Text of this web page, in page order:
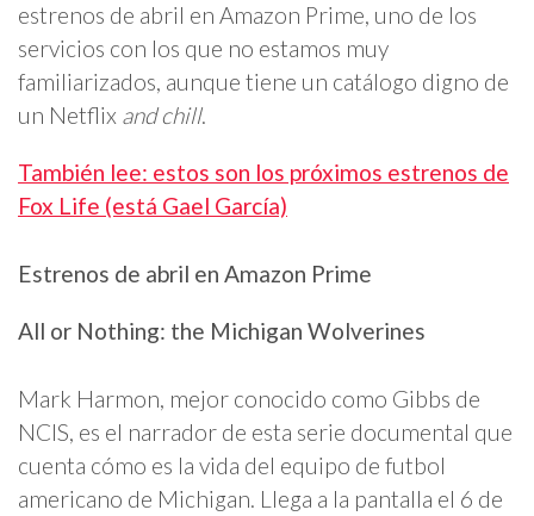
estrenos de abril en Amazon Prime, uno de los
servicios con los que no estamos muy
familiarizados, aunque tiene un catálogo digno de
un Netflix and chill.
También lee: estos son los próximos estrenos de
Fox Life (está Gael García)
Estrenos de abril en Amazon Prime
All or Nothing: the Michigan Wolverines
Mark Harmon, mejor conocido como Gibbs de
NCIS, es el narrador de esta serie documental que
cuenta cómo es la vida del equipo de futbol
americano de Michigan. Llega a la pantalla el 6 de